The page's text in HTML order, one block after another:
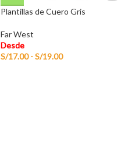
Plantillas de Cuero Gris
Far West
Desde
S/17.00 -S/19.00